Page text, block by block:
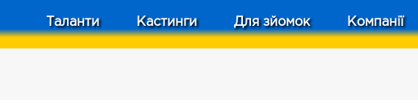
Таланти Кастинги Для зйомок Компанії